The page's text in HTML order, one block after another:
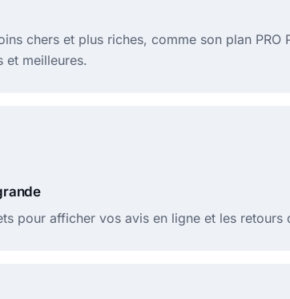
chers et plus riches, comme son plan
et meilleures.
pour afficher vos avis en ligne et les retours